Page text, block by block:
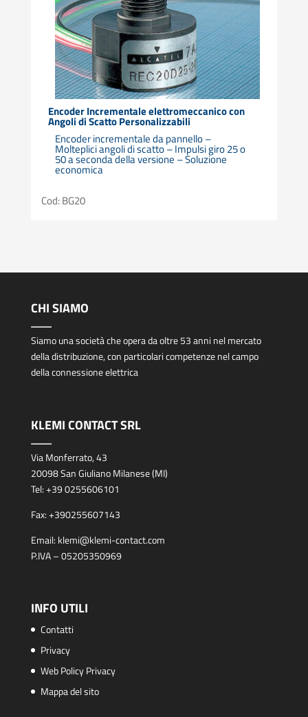
Encoder Incrementale elettromeccanico con
Angoli di Scatto Personalizzabili
Encoder incrementale da pannello –
Molteplici angoli di scatto – Impulsi giro 25 o
50 a seconda della versione – Soluzione
economica
Cod: BG20
CHI SIAMO
Siamo una società che opera da oltre 53 anni nel mercato
della distribuzione, con particolari competenze nel campo
della connessione elettrica
KLEMI CONTACT SRL
Via Monferrato, 43
20098 San Giuliano Milanese (MI)
Tel:+39 0255606101
Fax:+390255607143
Email: klemi@klemi-contact.com
P.IVA – 05205350969
INFO UTILI
Contatti
Privacy
Web Policy Privacy
Mappa del sito